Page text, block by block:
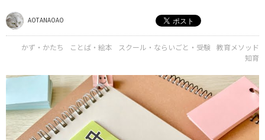
AOTANAOAO
かず・かたち ことば・絵本 スクール・ならいごと・受験
教育メソッド
知育